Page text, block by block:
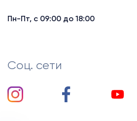
Пн-Пт, с 09:00 до 18:00
Соц. сети